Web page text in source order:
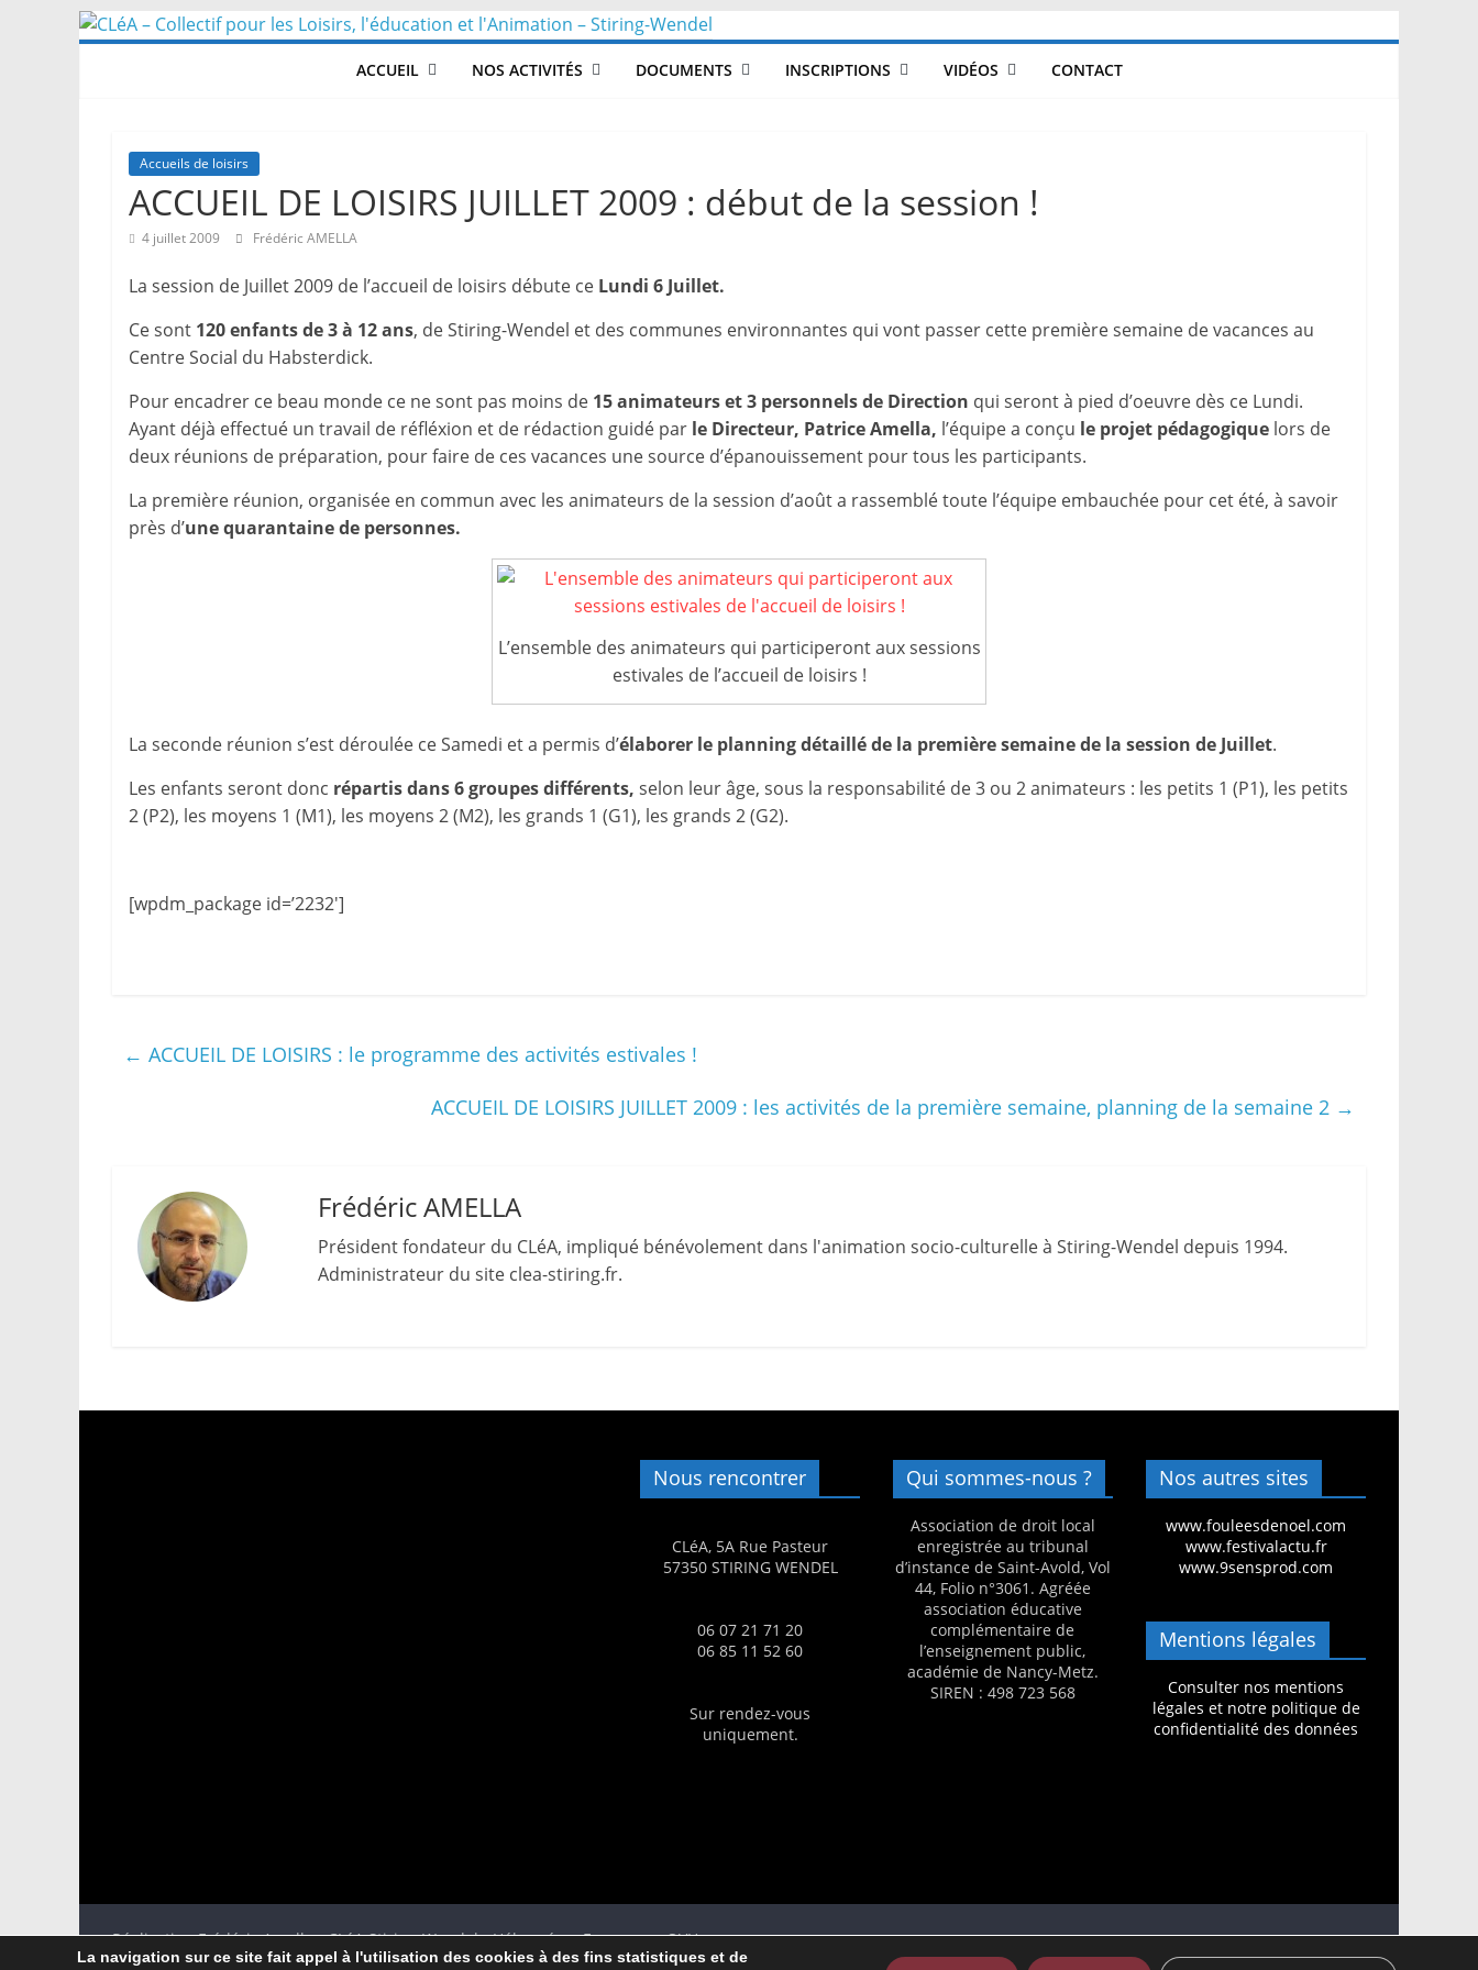
Skip
to
CLéA
Collectif
les
l'éducation
et
l'Animation
–
Stiring-
Wendel
L
é
d
i
o
A
d
e
3
ACCUEIL NOS ACTIVITÉS DOCUMENTS INSCRIPTIONS VIDÉOS CONTACT
Accueils de loisirs
ACCUEIL DE LOISIRS JUILLET 2009 : début de la session !
4 juillet 2009 Frédéric AMELLA
La session de Juillet 2009 de l’accueil de loisirs débute ce Lundi 6 Juillet.
Ce sont 120 enfants de 3 à 12 ans, de Stiring-Wendel et des communes environnantes qui vont passer cette première semaine de vacances au
Centre Social du Habsterdick.
Pour encadrer ce beau monde ce ne sont pas moins de 15 animateurs et 3 personnels de Direction qui seront à pied d’oeuvre dès ce Lundi.
Ayant déjà effectué un travail de réfléxion et de rédaction guidé par le Directeur, Patrice Amella, l’équipe a conçu le projet pédagogique lors de
deux réunions de préparation, pour faire de ces vacances une source d’épanouissement pour tous les participants.
La première réunion, organisée en commun avec les animateurs de la session d’août a rassemblé toute l’équipe embauchée pour cet été, à savoir
près d’une quarantaine de personnes.
L’ensemble des animateurs qui participeront aux sessions
estivales de l’accueil de loisirs !
La seconde réunion s’est déroulée ce Samedi et a permis d’élaborer le planning détaillé de la première semaine de la session de Juillet.
Les enfants seront donc répartis dans 6 groupes différents, selon leur âge, sous la responsabilité de 3 ou 2 animateurs : les petits 1 (P1), les petits
2 (P2), les moyens 1 (M1), les moyens 2 (M2), les grands 1 (G1), les grands 2 (G2).
[wpdm_package id=’2232′]
← ACCUEIL DE LOISIRS : le programme des activités estivales !
ACCUEIL DE LOISIRS JUILLET 2009 : les activités de la première semaine, planning de la semaine 2 →
Frédéric AMELLA
Président fondateur du CLéA, impliqué bénévolement dans l'animation socio-culturelle à Stiring-Wendel depuis 1994.
Administrateur du site clea-stiring.fr.
Nous rencontrer
CLéA, 5A Rue Pasteur
57350 STIRING WENDEL
06 07 21 71 20
06 85 11 52 60
Sur rendez-vous
uniquement.
Qui sommes-nous ?
Association de droit local
enregistrée au tribunal
d’instance de Saint-Avold, Vol
44, Folio n°3061. Agréée
association éducative
complémentaire de
l’enseignement public,
académie de Nancy-Metz.
SIREN : 498 723 568
Nos autres sites
www.fouleesdenoel.com
www.festivalactu.fr
www.9sensprod.com
Mentions légales
Consulter nos mentions
légales et notre politique de
confidentialité des données
Réalisation Frédéric Amella - CLéA Stiring-Wendel - Hébergé en France par OVH
La navigation sur ce site fait appel à l'utilisation des cookies à des fins statistiques et de